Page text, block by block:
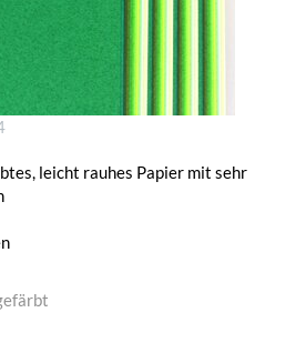
leicht rauhes Papier mit sehr